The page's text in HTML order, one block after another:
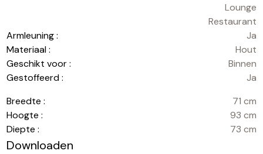
Lounge
Restaurant
Armleuning :
Ja
Materiaal :
Hout
Geschikt voor :
Binnen
Gestoffeerd :
Ja
Breedte :
71 cm
Hoogte :
93 cm
Diepte :
73 cm
Downloaden